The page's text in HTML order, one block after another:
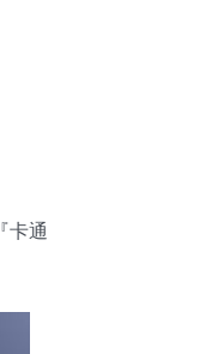
卡通